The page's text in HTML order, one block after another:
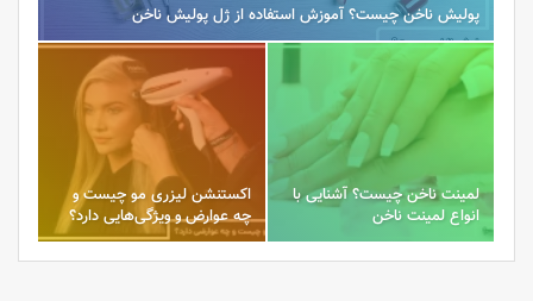
پولیش ناخن چیست؟ آموزش استفاده از ژل پولیش ناخن
لمینت ناخن چیست؟ آشنایی با
انواع لمینت ناخن
اکستنشن لیزری مو‌ چیست و
چه عوارض و ویژگی‌هایی دارد؟